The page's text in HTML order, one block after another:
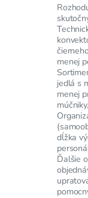
menej
jedlá s
menej
dĺžka
Ďalšie